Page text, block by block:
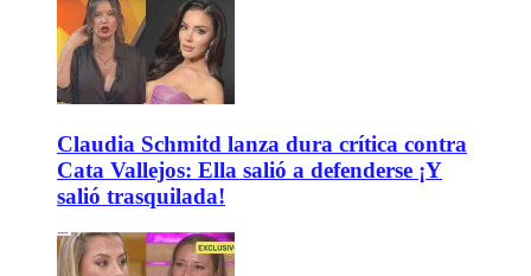
Claudia Schmitd lanza dura crítica contra
Cata Vallejos: Ella salió a defenderse ¡Y
salió trasquilada!